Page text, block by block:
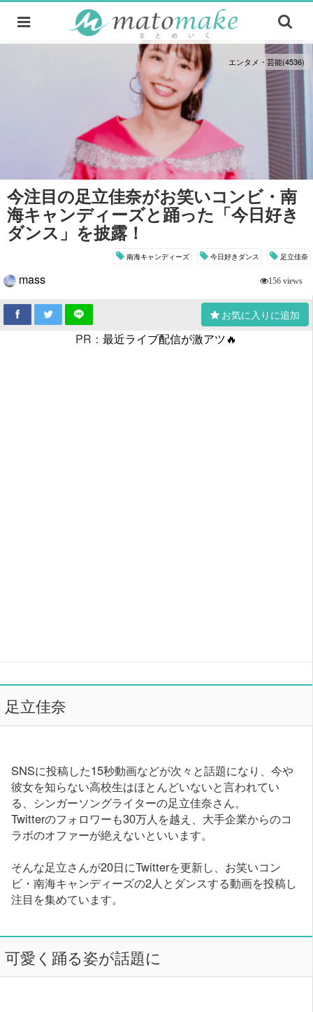
エンタメ・芸能(4536)
今注目の足立佳奈がお笑いコンビ・南
海キャンディーズと踊った「今日好き
ダンス」を披露！
南海キャンディーズ 今日好きダンス 足立佳奈
mass 156 views
お気に入りに追加
PR： 最近ライブ配信が激アツ🔥
足立佳奈
SNSに投稿した15秒動画などが次々と話題になり、今や
彼女を知らない高校生はほとんどいないと言われてい
る、シンガーソングライターの足立佳奈さん。
Twitterのフォロワーも30万人を越え、大手企業からのコ
ラボのオファーが絶えないといいます。
そんな足立さんが20日にTwitterを更新し、お笑いコン
ビ・南海キャンディーズの2人とダンスする動画を投稿し
注目を集めています。
可愛く踊る姿が話題に